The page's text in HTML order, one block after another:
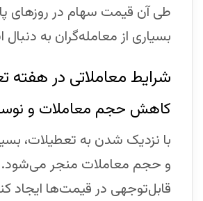
طی آن قیمت سهام در روزهای
بسیاری از معامله‌گران به
شرایط معاملاتی در هفته
کاهش حجم معاملات و
با نزدیک شدن به تعطیلات،
و حجم معاملات منجر می‌شود.
قابل‌توجهی در قیمت‌ها ایجاد